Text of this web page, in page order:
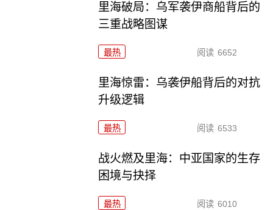
里海破局：乌军袭伊商船背后的
三重战略图谋
最热 阅读 6652
里海惊雷：乌袭伊船背后的对抗
升级逻辑
最热 阅读 6533
战火燃及里海：中亚国家的生存
困境与抉择
最热 阅读 6010